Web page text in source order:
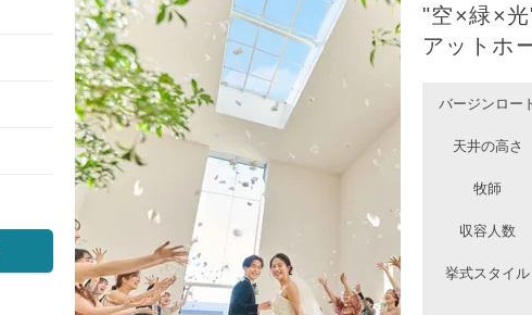
"空×緑×
アットホ
バージンロー
天井の高さ
牧師
収容人数
挙式スタイル